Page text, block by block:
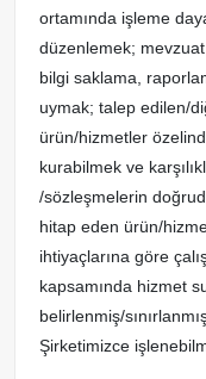
ortamında işleme
düzenlemek;
bilgi saklama,
uymak; talep edilen/
ürün/hizmetler
kurabilmek ve
/sözleşmelerin
hitap eden ürün/
ihtiyaçlarına göre
kapsamında hizmet
belirlenmiş/
Şirketimizce